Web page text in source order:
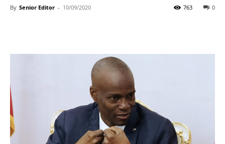
By Senior Editor - 10/09/2020 0
763